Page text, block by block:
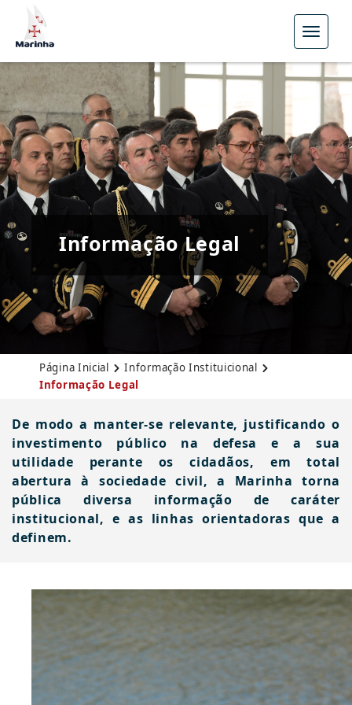
Menu
Informação Legal
Página Inicial
Informação Instituicional
Informação Legal
De modo a manter-se relevante, justificando o
investimento público na defesa e a sua
utilidade perante os cidadãos, em total
abertura à sociedade civil, a Marinha torna
pública diversa informação de caráter
institucional, e as linhas orientadoras que a
definem.